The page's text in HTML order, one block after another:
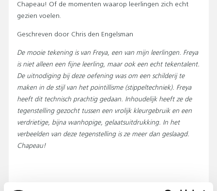
Chapeau! Of de momenten waarop leerlingen zich echt
gezien voelen.
Geschreven door Chris den Engelsman
De mooie tekening is van Freya, een van mijn leerlingen. Freya
is niet alleen een fijne leerling, maar ook een echt tekentalent.
De uitnodiging bij deze oefening was om een schilderij te
maken in de stijl van het pointillisme (stippeltechniek). Freya
heeft dit technisch prachtig gedaan. Inhoudelijk heeft ze de
tegenstelling gezocht tussen een vrolijk kleurgebruik en een
verdrietige, bijna wanhopige, gelaatsuitdrukking. In het
verbeelden van deze tegenstelling is ze meer dan geslaagd.
Chapeau!